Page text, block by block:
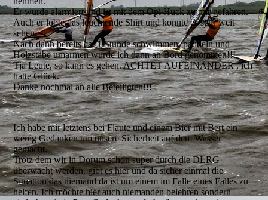
Er wurde alarmiert und ist mit dem Opi Huck zu mir gefahren.
Auch er lobte das leuchtende Shirt und konnte es sehr weit
sehen.
Nach dann bereits ca. 1 Stunde schwimmen, paddeln und
Holzstäbe umarmen wurde ich dann an Bord genommen!!!
Tja Leute, so kann es gehen. ACHTET AUFEINANDER , ich
hatte Glück.
Danke nochmal an alle Beteiligten!!!
Ich habe mir letztens bei Flaute und einem Bier mit Bert ein
wenig Gedanken um unsere Sicherheit auf dem Wasser
gemacht.
Trotz dem wir in Dorum schon super durch die DLRG
überwacht werden, gibt es hier und da sicher einmal die
Situation das niemand da ist um einem im Falle eines Falles zu
helfen. Ich möchte hier auch niemanden belehren sondern